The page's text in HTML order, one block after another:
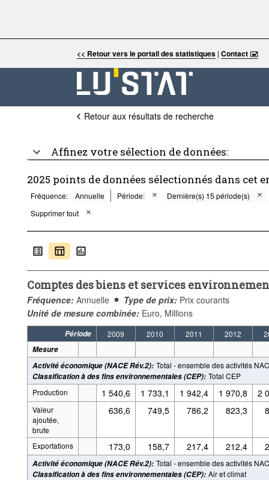
<< Retour vers le portail des statistiques| Contact 🖃
Retour aux résultats de recherche
Affinez votre sélection de données:
2025 points de données sélectionnés dans cet
Fréquence: Annuelle Période:
Dernière(s) 15 période(s)
Supprimer tout
Comptes des biens et services
Fréquence: Annuelle Type de prix: Prix courants
Unité de mesure combinée: Euro, Millions
Période 2009 2010 2011 2012
Mesure
Activité économique (NACE Rév.2): Total - ensemble des activités
Classification à des fins environnementales (CEP): Total CEP
Production
1 540,6 1 733,1 1 942,4 1 970,8 2
Valeur
ajoutée,
brute
636,6 749,5 786,2 823,3
Exportations 173,0 158,7 217,4 212,4
Activité économique (NACE Rév.2): Total - ensemble des activités
Classification à des fins environnementales (CEP): Air et climat